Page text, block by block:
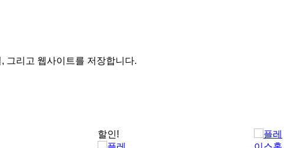
그리고 웹사이트를 저장합니다.
할인!